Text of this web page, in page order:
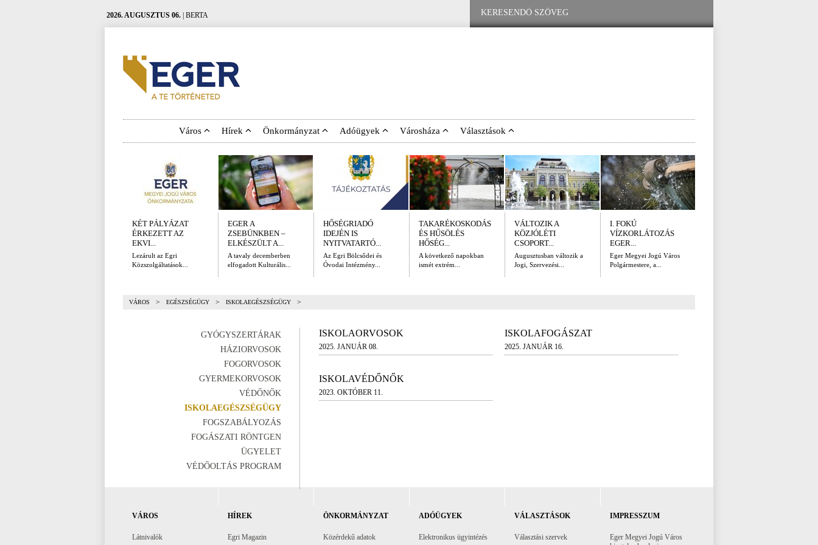
2026. AUGUSZTUS 06. | BERTA
Város Hírek Önkormányzat Adóügyek Városháza Választások
KÉT PÁLYÁZAT
ÉRKEZETT AZ
EKVI...
Lezárult az Egri
Közszolgáltatások...
EGER A
ZSEBÜNKBEN –
ELKÉSZÜLT A...
A tavaly decemberben
elfogadott Kulturális...
HŐSÉGRIADÓ
IDEJÉN IS
NYITVATARTÓ...
Az Egri Bölcsődei és
Óvodai Intézmény...
TAKARÉKOSKODÁS
ÉS HŰSÖLÉS
HŐSÉG...
A következő napokban
ismét extrém...
VÁLTOZIK A
KÖZJÓLÉTI
CSOPORT...
Augusztusban változik a
Jogi, Szervezési...
I. FOKÚ
VÍZKORLÁTOZÁS
EGER...
Eger Megyei Jogú Város
Polgármestere, a...
VÁROS > EGÉSZSÉGÜGY > ISKOLAEGÉSZSÉGÜGY >
GYÓGYSZERTÁRAK
HÁZIORVOSOK
FOGORVOSOK
GYERMEKORVOSOK
VÉDŐNŐK
ISKOLAEGÉSZSÉGÜGY
FOGSZABÁLYOZÁS
FOGÁSZATI RÖNTGEN
ÜGYELET
VÉDŐOLTÁS PROGRAM
ISKOLAORVOSOK
2025. JANUÁR 08.
ISKOLAFOGÁSZAT
2025. JANUÁR 16.
ISKOLAVÉDŐNŐK
2023. OKTÓBER 11.
VÁROS
Látnivalók
HÍREK
Egri Magazin
ÖNKORMÁNYZAT
Közérdekű adatok
ADÓÜGYEK
Elektronikus ügyintézés
VÁLASZTÁSOK
Választási szervek
IMPRESSZUM
Eger Megyei Jogú Város